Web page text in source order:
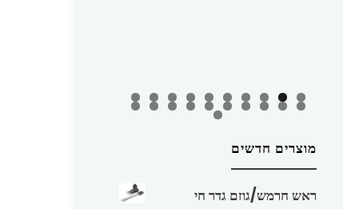
מוצרים חדשים
ראש חרמש/גוזם גדר חי